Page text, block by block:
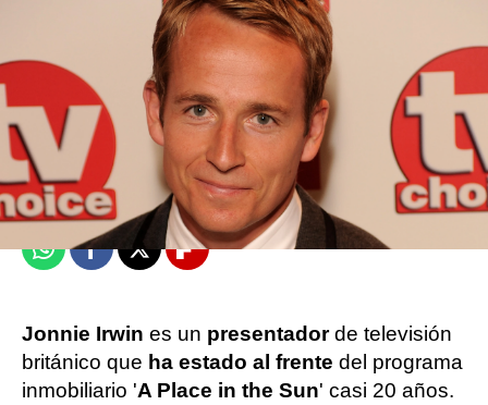
J. Carlos López Ruedas
Madrid
Publicado: 25 de noviembre de 2022, 12:43
WhatsappFacebook
X Flipboard
Jonnie Irwin es un presentadorde televisión
británico que ha estado al frente del programa
inmobiliario 'A Place in the Sun' casi 20 años.